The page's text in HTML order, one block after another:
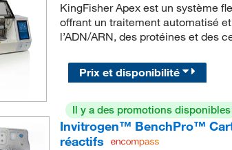
KingFisher Apex est un système
offrant un traitement automatisé
l’ADN/ARN, des protéines et des
Prix et disponibilité
Il y a des promotions
Invitrogen™ BenchPro™
réactifs